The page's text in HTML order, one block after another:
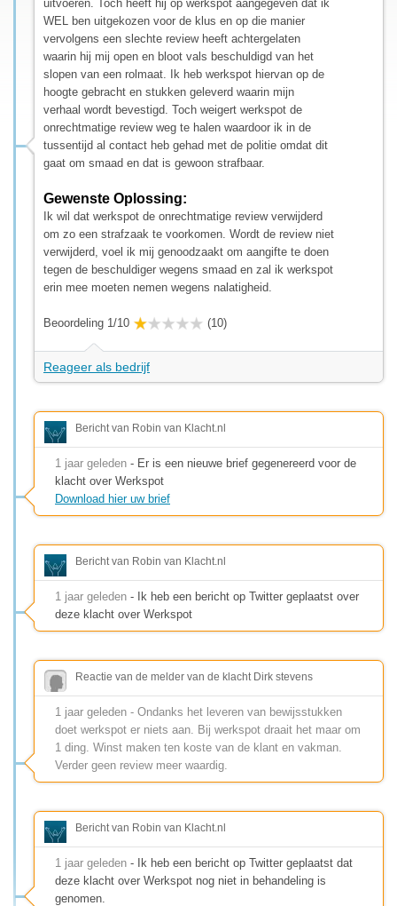
uitvoeren. Toch heeft hij op werkspot aangegeven dat ik
WEL ben uitgekozen voor de klus en op die manier
vervolgens een slechte review heeft achtergelaten
waarin hij mij open en bloot vals beschuldigd van het
slopen van een rolmaat. Ik heb werkspot hiervan op de
hoogte gebracht en stukken geleverd waarin mijn
verhaal wordt bevestigd. Toch weigert werkspot de
onrechtmatige review weg te halen waardoor ik in de
tussentijd al contact heb gehad met de politie omdat dit
gaat om smaad en dat is gewoon strafbaar.
Gewenste Oplossing:
Ik wil dat werkspot de onrechtmatige review verwijderd
om zo een strafzaak te voorkomen. Wordt de review niet
verwijderd, voel ik mij genoodzaakt om aangifte te doen
tegen de beschuldiger wegens smaad en zal ik werkspot
erin mee moeten nemen wegens nalatigheid.
Beoordeling 1/10 (10)
Reageer als bedrijf
Bericht van Robin van Klacht.nl
1 jaar geleden - Er is een nieuwe brief gegenereerd voor de
klacht over Werkspot
Download hier uw brief
Bericht van Robin van Klacht.nl
1 jaar geleden - Ik heb een bericht op Twitter geplaatst over
deze klacht over Werkspot
Reactie van de melder van de klacht Dirk stevens
1 jaar geleden - Ondanks het leveren van bewijsstukken
doet werkspot er niets aan. Bij werkspot draait het maar om
1 ding. Winst maken ten koste van de klant en vakman.
Verder geen review meer waardig.
Bericht van Robin van Klacht.nl
1 jaar geleden - Ik heb een bericht op Twitter geplaatst dat
deze klacht over Werkspot nog niet in behandeling is
genomen.